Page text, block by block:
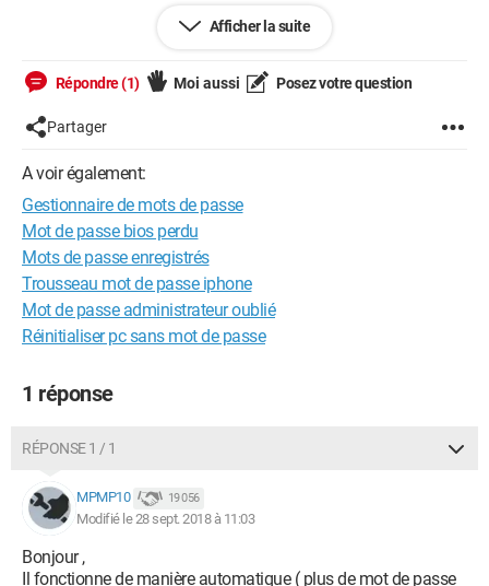
Si quelqu'un peut m'expliquer cela clairement, je lui en serais
Merci d'avance
Afficher la suite
Répondre (1) Moi aussi Posez votre question
Partager
A voir également:
Gestionnaire de mots de passe
Mot de passe bios perdu
Mots de passe enregistrés
Trousseau mot de passe iphone
Mot de passe administrateur oublié
Réinitialiser pc sans mot de passe
1 réponse
RÉPONSE 1 / 1
MPMP10 19 056
Modifié le 28 sept. 2018 à 11:03
Bonjour ,
Il fonctionne de manière automatique ( plus de mot de passe